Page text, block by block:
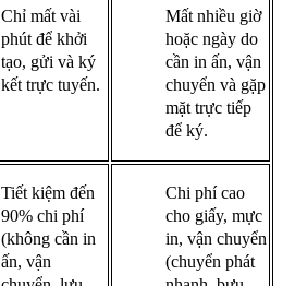
Chỉ mất vài
phút để khởi
tạo, gửi và ký
kết trực tuyến.
Mất nhiều giờ
hoặc ngày do
cần in ấn, vận
chuyển và gặp
mặt trực tiếp
để ký.
Tiết kiệm đến
90% chi phí
(không cần in
ấn, vận
Chi phí cao
cho giấy, mực
in, vận chuyển
(chuyển phát